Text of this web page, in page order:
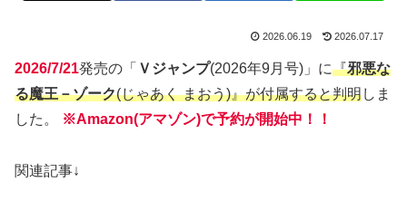
2026.06.19 2026.07.17
2026/7/21発売の「 Ｖジャンプ(2026年9月号)」に『邪悪な
る魔王－ゾーク(じゃあく まおう)』が付属すると判明しま
した。
※Amazon(アマゾン)で予約が開始中！！
関連記事↓